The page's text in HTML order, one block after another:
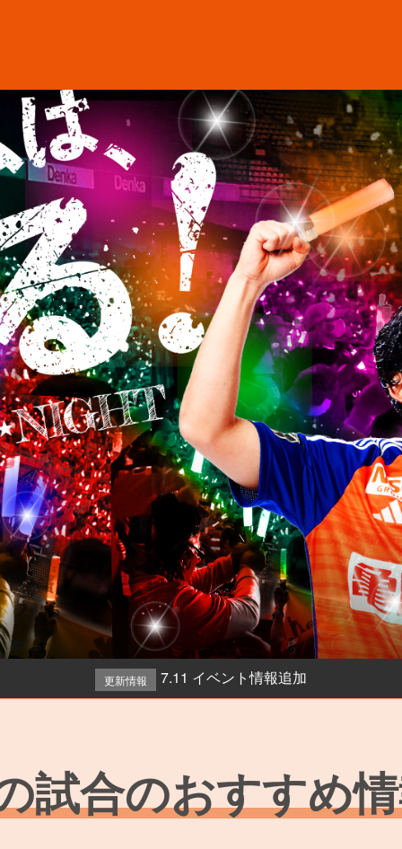
更新情報 7.11 イベント情報追加
試合のおすすめ